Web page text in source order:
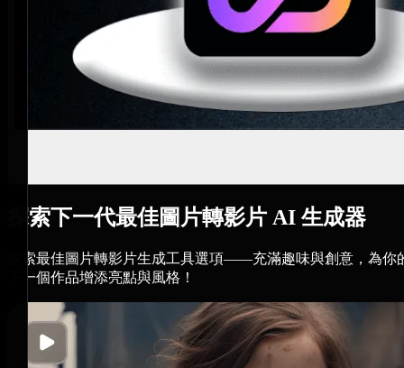
探索下一代最佳圖片轉影片 AI 生成器
探索最佳圖片轉影片生成工具選項——充滿趣味與創意，為你
下一個作品增添亮點與風格！